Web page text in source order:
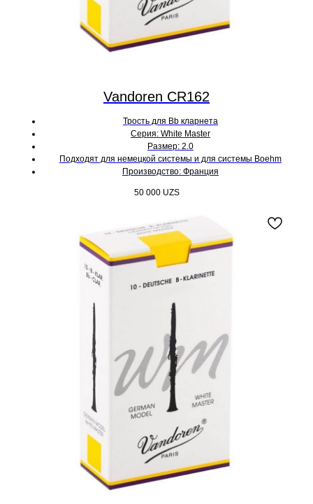
Vandoren CR162
Трость для Bb кларнета
Серия: White Master
Размер: 2.0
Подходят для немецкой системы и для системы Boehm
Производство: Франция
50 000 UZS